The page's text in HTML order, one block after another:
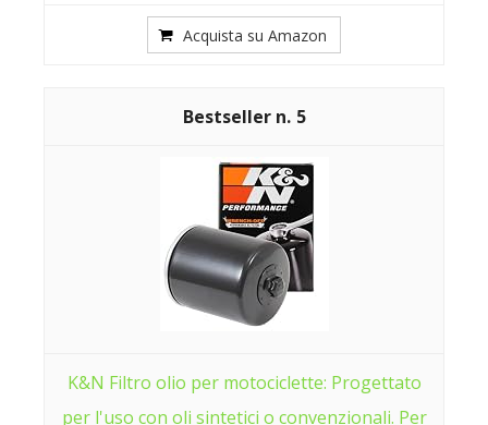
Acquista su Amazon
5
K&N Filtro olio per motociclette: Progettato
per l'uso con oli sintetici o convenzionali. Per